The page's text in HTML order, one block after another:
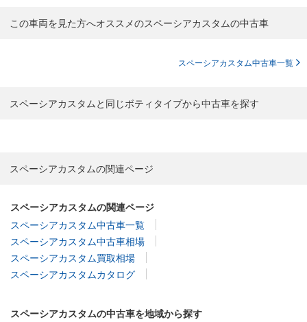
この車両を見た方へオススメのスペーシアカスタムの中古車
スペーシアカスタム中古車一覧
スペーシアカスタムと同じボティタイプから中古車を探す
スペーシアカスタムの関連ページ
スペーシアカスタムの関連ページ
スペーシアカスタム中古車一覧
スペーシアカスタム中古車相場
スペーシアカスタム買取相場
スペーシアカスタムカタログ
スペーシアカスタムの中古車を地域から探す